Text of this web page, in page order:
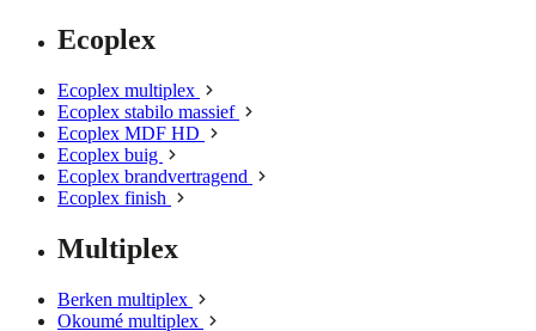
Ecoplex
Ecoplex multiplex
Ecoplex stabilo massief
Ecoplex MDF HD
Ecoplex buig
Ecoplex brandvertragend
Ecoplex finish
Multiplex
Berken multiplex
Okoumé multiplex